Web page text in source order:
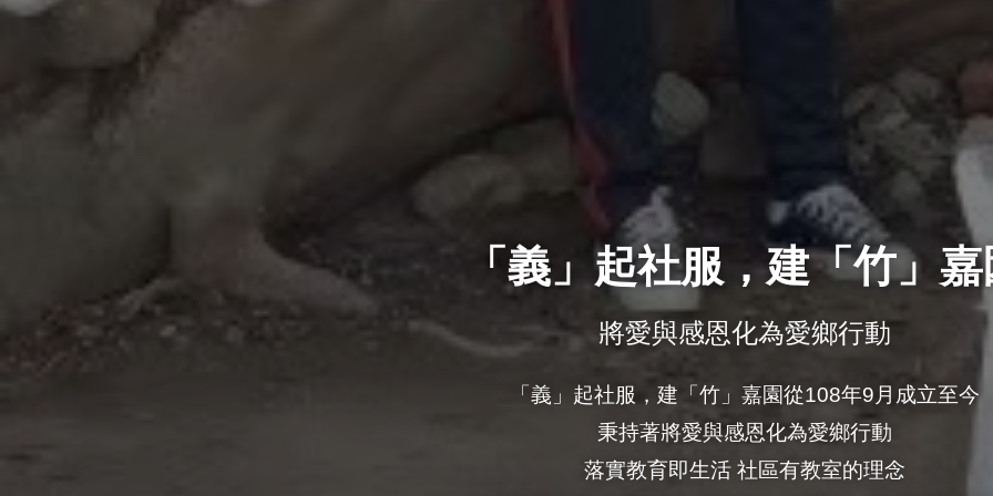
「義」起社服，建「竹」
將愛與感恩化為愛鄉行動
「義」起社服，建「竹」嘉園從108年9月成立至今
秉持著將愛與感恩化為愛鄉行動
落實教育即生活 社區有教室的理念